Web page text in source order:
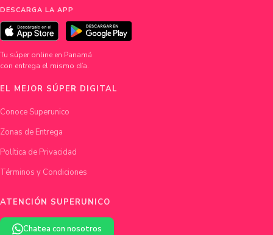
DESCARGA LA APP
Tu súper online en Panamá
con entrega el mismo día.
EL MEJOR SÚPER DIGITAL
Conoce Superunico
Zonas de Entrega
Política de Privacidad
Términos y Condiciones
ATENCIÓN SUPERUNICO
Chatea con nosotros